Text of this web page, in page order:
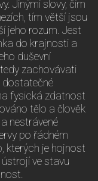
Jinými slovy, čím
tím větší jsou
jeho rozum. Jest
do krajnosti a
duševní
zachovávati
dostatečné
fysická zdatnost
tělo a člověk
nestrávené
po řádném
kterých je hojnost
ve stavu